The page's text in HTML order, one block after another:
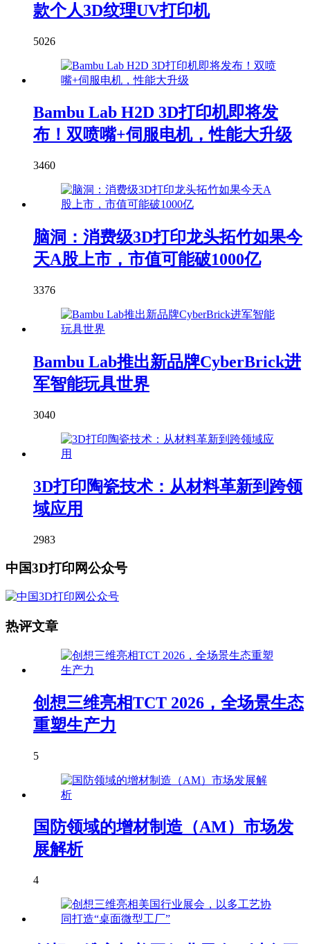
款个人3D纹理UV打印机
5026
Bambu Lab H2D 3D打印机即将发
布！双喷嘴+伺服电机，性能大升级
3460
脑洞：消费级3D打印龙头拓竹如果今
天A股上市，市值可能破1000亿
3376
Bambu Lab推出新品牌CyberBrick进
军智能玩具世界
3040
3D打印陶瓷技术：从材料革新到跨领
域应用
2983
中国3D打印网公众号
热评文章
创想三维亮相TCT 2026，全场景生态
重塑生产力
5
国防领域的增材制造（AM）市场发
展解析
4